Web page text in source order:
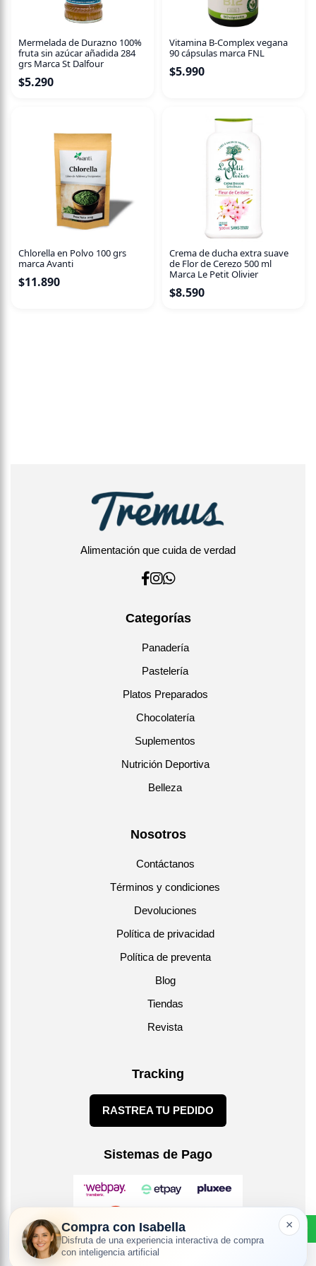
Mermelada de Durazno 100%
fruta sin azúcar añadida 284
grs Marca St Dalfour
$5.290
Vitamina B-Complex vegana
90 cápsulas marca FNL
$5.990
Chlorella en Polvo 100 grs
marca Avanti
$11.890
Crema de ducha extra suave
de Flor de Cerezo 500 ml
Marca Le Petit Olivier
$8.590
Alimentación que cuida de verdad
Categorías
Panadería
Pastelería
Platos Preparados
Chocolatería
Suplementos
Nutrición Deportiva
Belleza
Nosotros
Contáctanos
Términos y condiciones
Devoluciones
Política de privacidad
Política de preventa
Blog
Tiendas
Revista
Tracking
RASTREA TU PEDIDO
Sistemas de Pago